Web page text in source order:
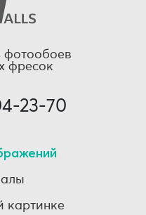
фотообоев
фресок
23-70
картинке